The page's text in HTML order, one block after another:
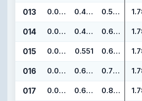
013 0.070 0.426 0.566
014 0.070 0.489 0.629
015 0.070 0.551 0.691
016 0.070 0.614 0.754
017 0.070 0.676 0.816